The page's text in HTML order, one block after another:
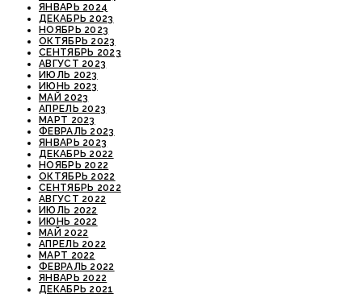
ЯНВАРЬ 2024
ДЕКАБРЬ 2023
НОЯБРЬ 2023
ОКТЯБРЬ 2023
СЕНТЯБРЬ 2023
АВГУСТ 2023
ИЮЛЬ 2023
ИЮНЬ 2023
МАЙ 2023
АПРЕЛЬ 2023
МАРТ 2023
ФЕВРАЛЬ 2023
ЯНВАРЬ 2023
ДЕКАБРЬ 2022
НОЯБРЬ 2022
ОКТЯБРЬ 2022
СЕНТЯБРЬ 2022
АВГУСТ 2022
ИЮЛЬ 2022
ИЮНЬ 2022
МАЙ 2022
АПРЕЛЬ 2022
МАРТ 2022
ФЕВРАЛЬ 2022
ЯНВАРЬ 2022
ДЕКАБРЬ 2021